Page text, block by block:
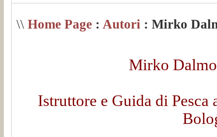
\\ Home Page : Autori : Mirko
Mirko
Istruttore e Guida di Pesca